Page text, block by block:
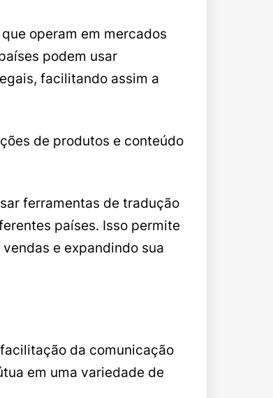
operam em mercados
podem usar
facilitando assim a
de produtos e conteúdo
ferramentas de tradução
países. Isso permite
e expandindo sua
da comunicação
em uma variedade de